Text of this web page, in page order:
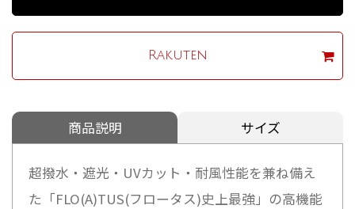
Rakuten
商品説明 サイズ
超撥水・遮光・UVカット・耐風性能を兼ね備え
た「FLO(A)TUS(フロータス)史上最強」の高機能